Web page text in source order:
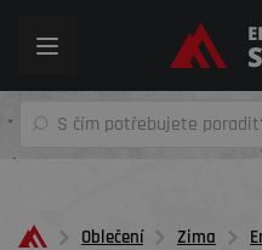
Toggle
Oblečení Zima